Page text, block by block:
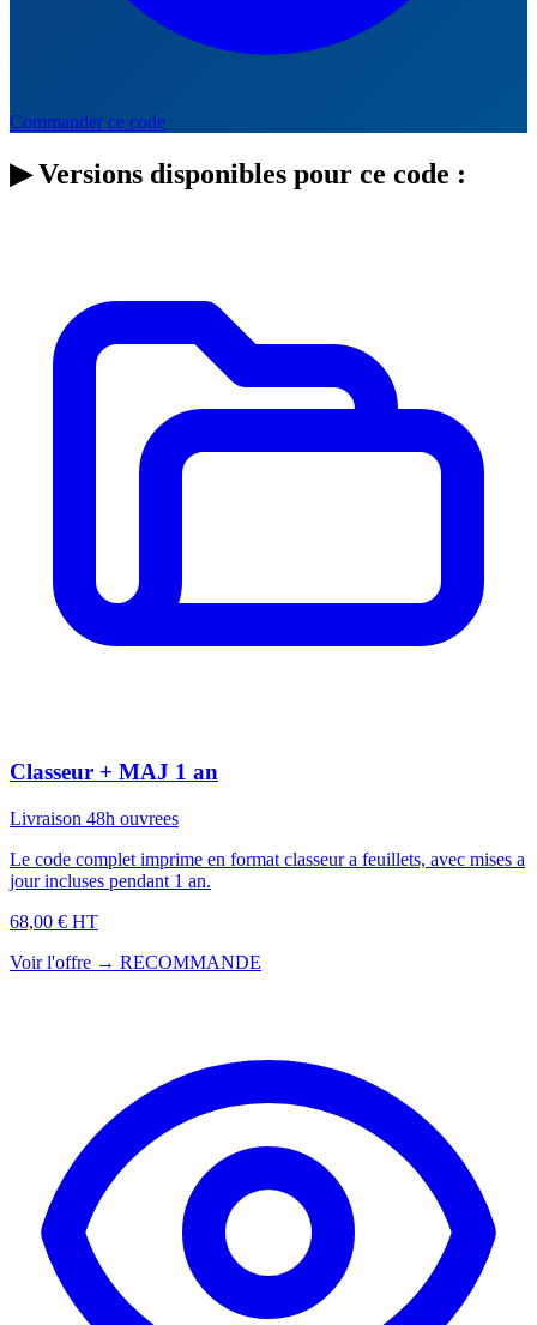
Commander ce code
▶Versions disponibles pour ce code :
Classeur + MAJ 1 an
Livraison 48h ouvrees
Le code complet imprime en format classeur a feuillets, avec mises a
jour incluses pendant 1 an.
68,00 € HT
Voir l'offre → RECOMMANDE